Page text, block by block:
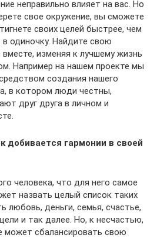
неправильно влияет на вас. Но
свое окружение, вы сможете
своих целей быстрее, чем
одиночку. Найдите свою
изменяя к лучшему жизнь
Например на нашем проекте мы
создания нашего
в котором люди честны,
друг друга в личном и
добивается гармонии в своей
человека, что для него самое
назвать целый список таких
деньги, семья, счастье,
и так далее. Но, к несчастью,
может сбалансировать свою